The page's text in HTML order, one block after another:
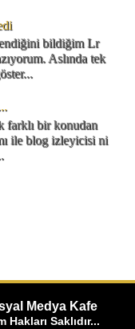
bildiğim Lr
Aslında tek
farklı bir konudan
ile blog izleyicisi ni
Medya Kafe
Saklıdır...